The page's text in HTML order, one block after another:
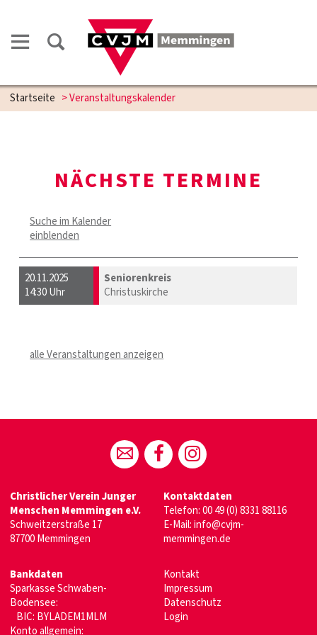
Startseite > Veranstaltungskalender
NÄCHSTE TERMINE
Suche im Kalender
einblenden
20.11.2025
14:30 Uhr
Seniorenkreis
Christuskirche
alle Veranstaltungen anzeigen
Christlicher Verein Junger
Menschen Memmingen e.V.
Schweitzerstraße 17
87700 Memmingen
Kontaktdaten
Telefon:00 49 (0) 8331 88116
E-Mail:info@cvjm-
memmingen.de
Bankdaten
Sparkasse Schwaben-
Bodensee:
BIC: BYLADEM1MLM
Konto allgemein:
Kontakt
Impressum
Datenschutz
Login